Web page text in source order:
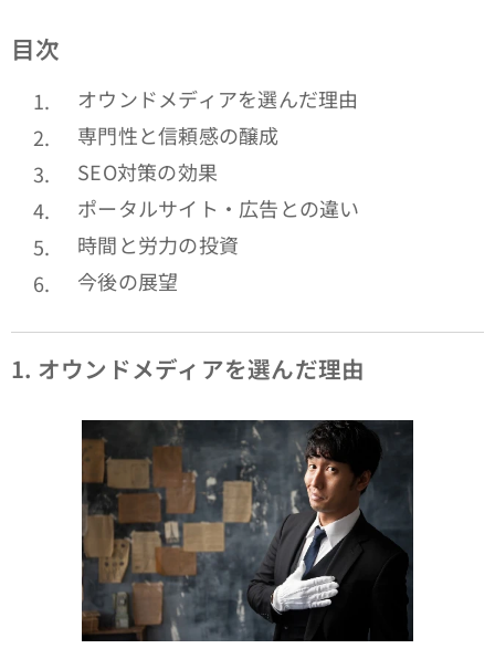
目次
オウンドメディアを選んだ理由
専門性と信頼感の醸成
SEO対策の効果
ポータルサイト・広告との違い
時間と労力の投資
今後の展望
1. オウンドメディアを選んだ理由